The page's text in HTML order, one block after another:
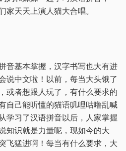
家天天上演人猫大合唱。
音基本掌握，汉字书写也大有进
说中文啦！以前，每当大头饿了
或者想跟人玩了，有什么要求的
自己能听懂的猫语叽哩咕噜乱喊
学习了汉语拼音以后，人家掌握
知识就是力量呢，现如今的大
飞猛进啊！每当有什么要求，大